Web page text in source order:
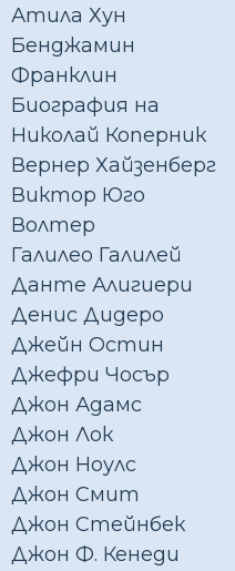
Атила Хун
Бенджамин
Франклин
Биография на
Николай Коперник
Вернер Хайзенберг
Виктор Юго
Волтер
Галилео Галилей
Данте Алигиери
Денис Дидеро
Джейн Остин
Джефри Чосър
Джон Адамс
Джон Лок
Джон Ноулс
Джон Смит
Джон Стейнбек
Джон Ф. Кенеди